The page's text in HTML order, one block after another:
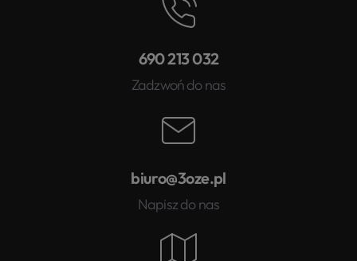
690 213 032
Zadzwoń do nas
biuro@3oze.pl
Napisz do nas